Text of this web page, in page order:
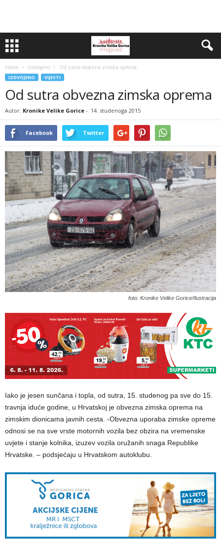
Home Izdvojeno Od sutra obvezna zimska oprema
IZDVOJENO VIJESTI
Od sutra obvezna zimska oprema
Autor: Kronike Velike Gorice - 14. studenoga 2015
Facebook Twitter
foto: Kronike Velike Gorice/Ilustracija
Iako je jesen sunčana i topla, od sutra, 15. studenog pa sve do 15.
travnja iduće godine, u Hrvatskoj je obvezna zimska oprema na
zimskim dionicama javnih cesta. -Obvezna uporaba zimske opreme
odnosi se na sve vrste motornih vozila bez obzira na vremenske
uvjete i stanje kolnika, izuzev vozila oružanih snaga Republike
Hrvatske. – podsjećaju u Hrvatskom autoklubu.